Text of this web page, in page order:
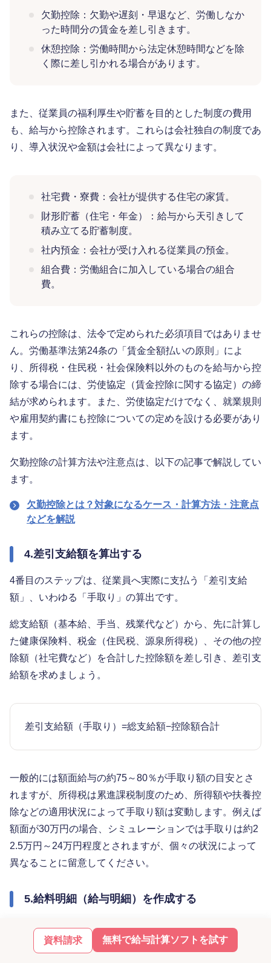
資料請求 無料で給与計算ソフトを試す
欠勤控除：欠勤や遅刻・早退など、労働しなか
った時間分の賃金を差し引きます。
休憩控除：労働時間から法定休憩時間などを除
く際に差し引かれる場合があります。
また、従業員の福利厚生や貯蓄を目的とした制度の費用
も、給与から控除されます。これらは会社独自の制度であ
り、導入状況や金額は会社によって異なります。
社宅費・寮費：会社が提供する住宅の家賃。
財形貯蓄（住宅・年金）：給与から天引きして
積み立てる貯蓄制度。
社内預金：会社が受け入れる従業員の預金。
組合費：労働組合に加入している場合の組合
費。
これらの控除は、法令で定められた必須項目ではありませ
ん。労働基準法第24条の「賃金全額払いの原則」によ
り、所得税・住民税・社会保険料以外のものを給与から控
除する場合には、労使協定（賃金控除に関する協定）の締
結が求められます。また、労使協定だけでなく、就業規則
や雇用契約書にも控除についての定めを設ける必要があり
ます。
欠勤控除の計算方法や注意点は、以下の記事で解説してい
ます。
欠勤控除とは？対象になるケース・計算方法・注意点
などを解説
4.差引支給額を算出する
4番目のステップは、従業員へ実際に支払う「差引支給
額」、いわゆる「手取り」の算出です。
総支給額（基本給、手当、残業代など）から、先に計算し
た健康保険料、税金（住民税、源泉所得税）、その他の控
除額（社宅費など）を合計した控除額を差し引き、差引支
給額を求めましょう。
差引支給額（手取り）=総支給額−控除額合計
一般的には額面給与の約75～80％が手取り額の目安とさ
れますが、所得税は累進課税制度のため、所得額や扶養控
除などの適用状況によって手取り額は変動します。例えば
額面が30万円の場合、シミュレーションでは手取りは約2
2.5万円～24万円程度とされますが、個々の状況によって
異なることに留意してください。
5.給料明細（給与明細）を作成する
するための給与明細を作成することです。